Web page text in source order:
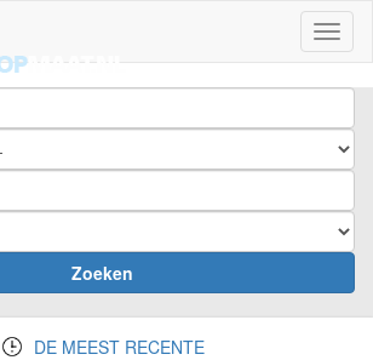
Zoeken
DE MEEST RECENTE